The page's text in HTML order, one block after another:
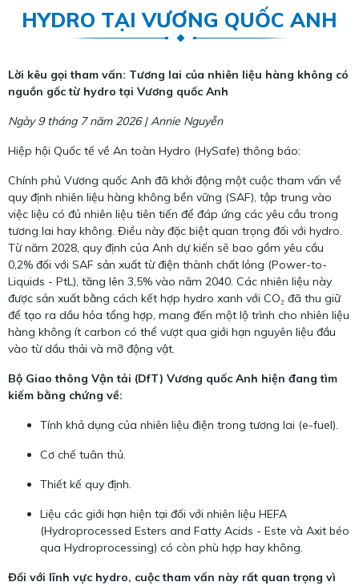
HYDRO TẠI VƯƠNG QUỐC ANH
Lời kêu gọi tham vấn: Tương lai của nhiên liệu hàng không có
nguồn gốc từ hydro tại Vương quốc Anh
Ngày 9 tháng 7 năm 2026 | Annie Nguyễn
Hiệp hội Quốc tế về An toàn Hydro (HySafe) thông báo:
Chính phủ Vương quốc Anh đã khởi động một cuộc tham vấn về
quy định nhiên liệu hàng không bền vững (SAF), tập trung vào
việc liệu có đủ nhiên liệu tiên tiến để đáp ứng các yêu cầu trong
tương lai hay không. Điều này đặc biệt quan trọng đối với hydro.
Từ năm 2028, quy định của Anh dự kiến sẽ bao gồm yêu cầu
0,2% đối với SAF sản xuất từ điện thành chất lỏng (Power-to-
Liquids - PtL), tăng lên 3,5% vào năm 2040. Các nhiên liệu này
được sản xuất bằng cách kết hợp hydro xanh với CO₂ đã thu giữ
để tạo ra dầu hỏa tổng hợp, mang đến một lộ trình cho nhiên liệu
hàng không ít carbon có thể vượt qua giới hạn nguyên liệu đầu
vào từ dầu thải và mỡ động vật.
Bộ Giao thông Vận tải (DfT) Vương quốc Anh hiện đang tìm
kiếm bằng chứng về:
Tính khả dụng của nhiên liệu điện trong tương lai (e-fuel).
Cơ chế tuân thủ.
Thiết kế quy định.
Liệu các giới hạn hiện tại đối với nhiên liệu HEFA
(Hydroprocessed Esters and Fatty Acids - Este và Axit béo
qua Hydroprocessing) có còn phù hợp hay không.
Đối với lĩnh vực hydro, cuộc tham vấn này rất quan trọng vì